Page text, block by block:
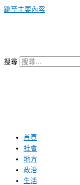
跳至主要內容
搜尋
首頁
社會
地方
政治
生活